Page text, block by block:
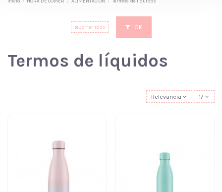
Termos de líquidos
Relevancia 17
Borrar todo OK